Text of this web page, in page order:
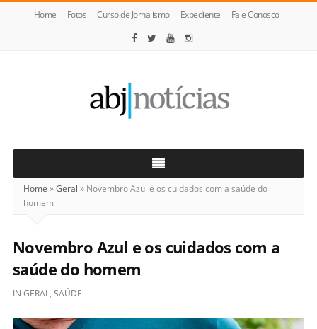
Home Fotos Curso de Jornalismo Expediente Fale Conosco
Notícias
Home »Geral » Novembro Azul e os cuidados com a saúde do
homem
Novembro Azul e os cuidados com a
saúde do homem
IN GERAL, SAÚDE